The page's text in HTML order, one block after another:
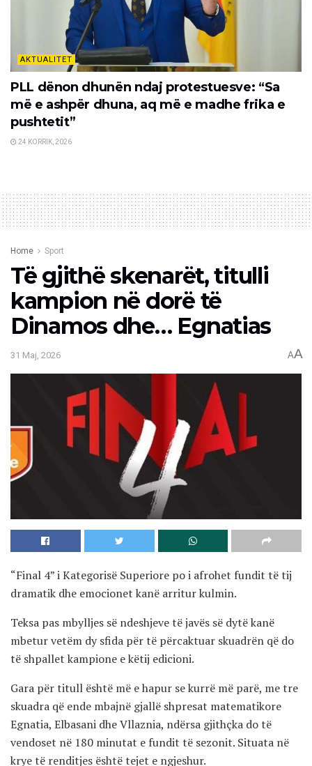
AKTUALITET
PLL dënon dhunën ndaj protestuesve: “Sa
më e ashpër dhuna, aq më e madhe frika e
pushtetit”
24 KORRIK, 2026
Home Sport
Të gjithë skenarët, titulli
kampion në dorë të
Dinamos dhe… Egnatias
31 Maj, 2026 AA
“Final 4” i Kategorisë Superiore po i afrohet fundit të tij
dramatik dhe emocionet kanë arritur kulmin.
Teksa pas mbylljes së ndeshjeve të javës së dytë kanë
mbetur vetëm dy sfida për të përcaktuar skuadrën që do
të shpallet kampione e këtij edicioni.
Gara për titull është më e hapur se kurrë më parë, me tre
skuadra që ende mbajnë gjallë shpresat matematikore
Egnatia, Elbasani dhe Vllaznia, ndërsa gjithçka do të
vendoset në 180 minutat e fundit të sezonit. Situata në
krye të renditjes është tejet e ngjeshur.